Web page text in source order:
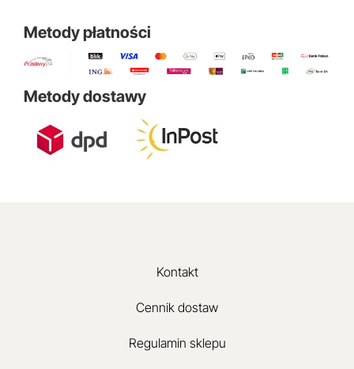
Metody płatności
Metody dostawy
Kontakt
Cennik dostaw
Regulamin sklepu